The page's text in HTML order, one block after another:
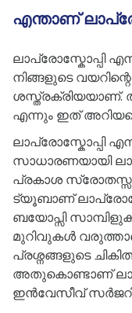
എന്താണ്
ലാപ്രോസ്കോപ്പി
നിങ്ങളുടെ
ശസ്ത്രക്രിയയാണ്.
എന്നും ഇത്
ലാപ്രോസ്കോപ്പി
സാധാരണയായി
പ്രകാശ
ട്യൂബാണ്
ബയോപ്സി
മുറിവുകൾ
പ്രശ്നങ്ങളുടെ
അതുകൊണ്ടാണ്
ഇൻവേസീവ് സർജറി